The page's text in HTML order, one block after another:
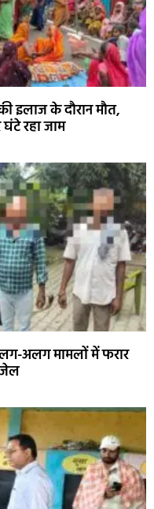
इलाज के दौरान मौत,
रहा जाम
अलग मामलों में फरार
जेल